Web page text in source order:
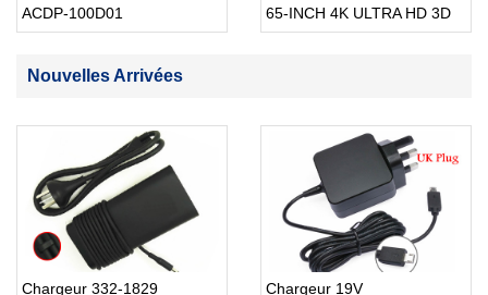
ACDP-100D01
65-INCH 4K ULTRA HD 3D
Nouvelles Arrivées
Chargeur 332-1829
Chargeur 19V